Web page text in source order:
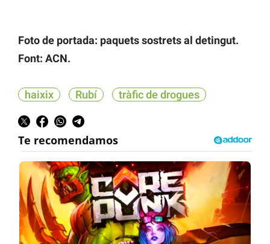
Foto de portada: paquets sostrets al detingut.
Font: ACN.
haixix Rubí tràfic de drogues